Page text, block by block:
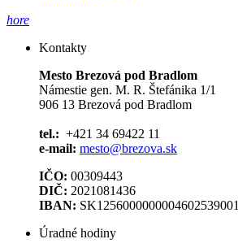
hore
Kontakty
Mesto Brezová pod Bradlom
Námestie gen. M. R. Štefánika 1/1
906 13 Brezová pod Bradlom
tel.: +421 34 69422 11
e-mail: mesto@brezova.sk
IČO: 00309443
DIČ: 2021081436
IBAN: SK1256000000004602539001
Úradné hodiny